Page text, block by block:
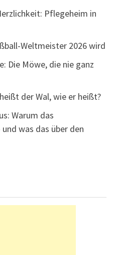
Pflegeheim in
Weltmeister 2026 wird
Die Möwe, die nie ganz
der Wal, wie er heißt?
Warum das
was das über den